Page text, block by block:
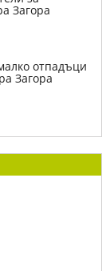
Загора
отпадъци
Загора